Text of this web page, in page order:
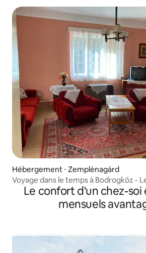
Hébergement ⋅ Zemplénagárd
Voyage dans le temps à Bodrogköz -
temps en Hongrie
Le confort d'un chez-soi
mensuels